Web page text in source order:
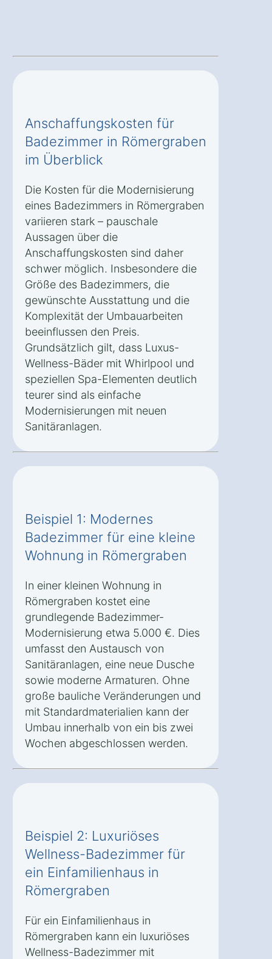
Anschaffungskosten für
Badezimmer in Römergraben
im Überblick
Die Kosten für die Modernisierung
eines Badezimmers in Römergraben
variieren stark – pauschale
Aussagen über die
Anschaffungskosten sind daher
schwer möglich. Insbesondere die
Größe des Badezimmers, die
gewünschte Ausstattung und die
Komplexität der Umbauarbeiten
beeinflussen den Preis.
Grundsätzlich gilt, dass Luxus-
Wellness-Bäder mit Whirlpool und
speziellen Spa-Elementen deutlich
teurer sind als einfache
Modernisierungen mit neuen
Sanitäranlagen.
Beispiel 1: Modernes
Badezimmer für eine kleine
Wohnung in Römergraben
In einer kleinen Wohnung in
Römergraben kostet eine
grundlegende Badezimmer-
Modernisierung etwa 5.000 €. Dies
umfasst den Austausch von
Sanitäranlagen, eine neue Dusche
sowie moderne Armaturen. Ohne
große bauliche Veränderungen und
mit Standardmaterialien kann der
Umbau innerhalb von ein bis zwei
Wochen abgeschlossen werden.
Beispiel 2: Luxuriöses
Wellness-Badezimmer für
ein Einfamilienhaus in
Römergraben
Für ein Einfamilienhaus in
Römergraben kann ein luxuriöses
Wellness-Badezimmer mit